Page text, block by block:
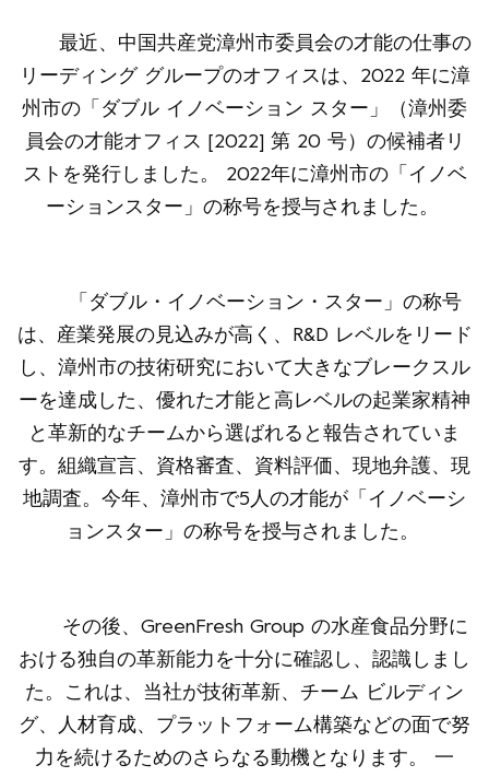
最近、中国共産党漳州市委員会の才能の仕事の
リーディング グループのオフィスは、2022 年に漳
州市の「ダブル イノベーション スター」（漳州委
員会の才能オフィス [2022] 第 20 号）の候補者リ
ストを発行しました。 2022年に漳州市の「イノベ
ーションスター」の称号を授与されました。
「ダブル・イノベーション・スター」の称号
は、産業発展の見込みが高く、R&D レベルをリード
し、漳州市の技術研究において大きなブレークスル
ーを達成した、優れた才能と高レベルの起業家精神
と革新的なチームから選ばれると報告されていま
す。組織宣言、資格審査、資料評価、現地弁護、現
地調査。今年、漳州市で5人の才能が「イノベーシ
ョンスター」の称号を授与されました。
その後、GreenFresh Group の水産食品分野に
おける独自の革新能力を十分に確認し、認識しまし
た。これは、当社が技術革新、チーム ビルディン
グ、人材育成、プラットフォーム構築などの面で努
力を続けるためのさらなる動機となります。 一